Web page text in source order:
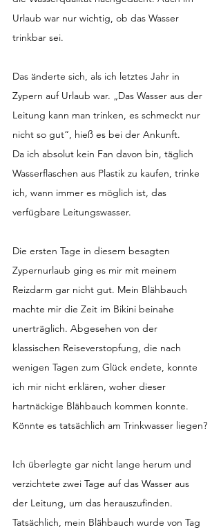
Urlaub war nur wichtig, ob das Wasser
trinkbar sei.
Das änderte sich, als ich letztes Jahr in
Zypern auf Urlaub war. „Das Wasser aus der
Leitung kann man trinken, es schmeckt nur
nicht so gut“, hieß es bei der Ankunft.
Da ich absolut kein Fan davon bin, täglich
Wasserflaschen aus Plastik zu kaufen, trinke
ich, wann immer es möglich ist, das
verfügbare Leitungswasser.
Die ersten Tage in diesem besagten
Zypernurlaub ging es mir mit meinem
Reizdarm gar nicht gut. Mein Blähbauch
machte mir die Zeit im Bikini beinahe
unerträglich. Abgesehen von der
klassischen Reiseverstopfung, die nach
wenigen Tagen zum Glück endete, konnte
ich mir nicht erklären, woher dieser
hartnäckige Blähbauch kommen konnte.
Könnte es tatsächlich am Trinkwasser liegen?
Ich überlegte gar nicht lange herum und
verzichtete zwei Tage auf das Wasser aus
der Leitung, um das herauszufinden.
Tatsächlich, mein Blähbauch wurde von Tag